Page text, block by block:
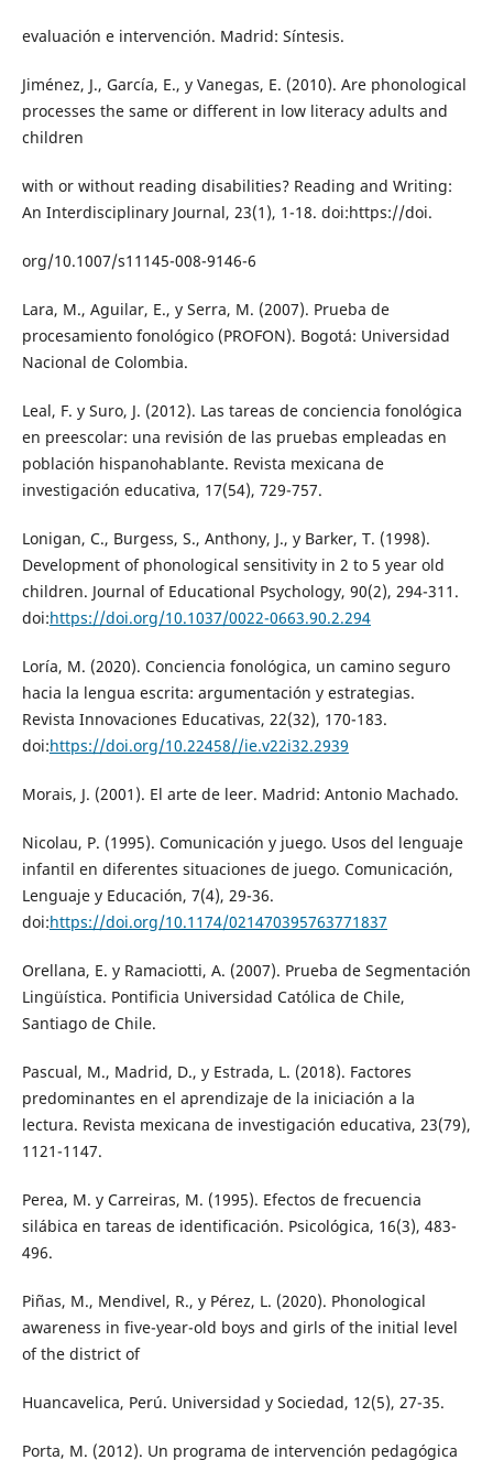
evaluación e intervención. Madrid: Síntesis.
Jiménez, J., García, E., y Vanegas, E. (2010). Are phonological
processes the same or different in low literacy adults and
children
with or without reading disabilities? Reading and Writing:
An Interdisciplinary Journal, 23(1), 1-18. doi:https://doi.
org/10.1007/s11145-008-9146-6
Lara, M., Aguilar, E., y Serra, M. (2007). Prueba de
procesamiento fonológico (PROFON). Bogotá: Universidad
Nacional de Colombia.
Leal, F. y Suro, J. (2012). Las tareas de conciencia fonológica
en preescolar: una revisión de las pruebas empleadas en
población hispanohablante. Revista mexicana de
investigación educativa, 17(54), 729-757.
Lonigan, C., Burgess, S., Anthony, J., y Barker, T. (1998).
Development of phonological sensitivity in 2 to 5 year old
children. Journal of Educational Psychology, 90(2), 294-311.
doi:https://doi.org/10.1037/0022-0663.90.2.294
Loría, M. (2020). Conciencia fonológica, un camino seguro
hacia la lengua escrita: argumentación y estrategias.
Revista Innovaciones Educativas, 22(32), 170-183.
doi:https://doi.org/10.22458//ie.v22i32.2939
Morais, J. (2001). El arte de leer. Madrid: Antonio Machado.
Nicolau, P. (1995). Comunicación y juego. Usos del lenguaje
infantil en diferentes situaciones de juego. Comunicación,
Lenguaje y Educación, 7(4), 29-36.
doi:https://doi.org/10.1174/021470395763771837
Orellana, E. y Ramaciotti, A. (2007). Prueba de Segmentación
Lingüística. Pontificia Universidad Católica de Chile,
Santiago de Chile.
Pascual, M., Madrid, D., y Estrada, L. (2018). Factores
predominantes en el aprendizaje de la iniciación a la
lectura. Revista mexicana de investigación educativa, 23(79),
1121-1147.
Perea, M. y Carreiras, M. (1995). Efectos de frecuencia
silábica en tareas de identificación. Psicológica, 16(3), 483-
496.
Piñas, M., Mendivel, R., y Pérez, L. (2020). Phonological
awareness in five-year-old boys and girls of the initial level
of the district of
Huancavelica, Perú. Universidad y Sociedad, 12(5), 27-35.
Porta, M. (2012). Un programa de intervención pedagógica